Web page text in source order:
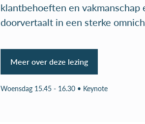
klantbehoeften en vakmanschap
doorvertaalt in een sterke
Meer over deze lezing
Woensdag 15.45 - 16.30 • Keynote